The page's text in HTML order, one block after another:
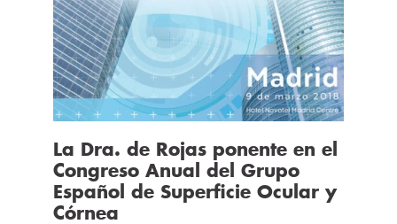
La Dra. de Rojas ponente en el
Congreso Anual del Grupo
Español de Superficie Ocular y
Córnea